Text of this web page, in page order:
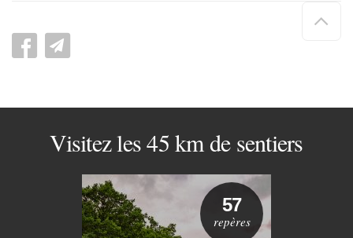
de
Visitez les 45 km de sentiers
57
repères